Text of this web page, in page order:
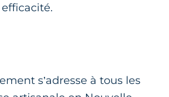
s’adresse à tous les